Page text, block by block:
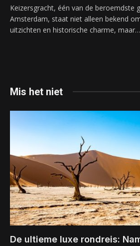
Keizersgracht, één van de beroemdste
Amsterdam, staat niet alleen bekend
uitzichten en historische charme, maar…
Mis het niet
De ultieme luxe rondreis: